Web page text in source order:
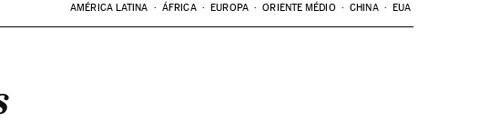
AMÉRICA LATINA ÁFRICA EUROPA ORIENTE MÉDIO CHINA EUA